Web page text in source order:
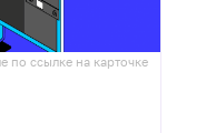
по ссылке на карточке